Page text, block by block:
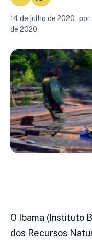
14 de julho de 2020 ·
de 2020
O Ibama (Instituto
dos Recursos